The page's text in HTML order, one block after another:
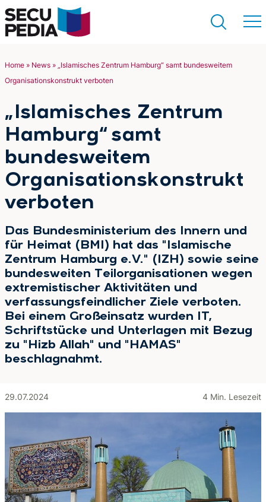
Home » News » „Islamisches Zentrum Hamburg“ samt bundesweitem
Organisationskonstrukt verboten
„Islamisches Zentrum
Hamburg“ samt
bundesweitem
Organisationskonstrukt
verboten
Das Bundesministerium des Innern und
für Heimat (BMI) hat das "Islamische
Zentrum Hamburg e.V." (IZH) sowie seine
bundesweiten Teilorganisationen wegen
extremistischer Aktivitäten und
verfassungsfeindlicher Ziele verboten.
Bei einem Großeinsatz wurden IT,
Schriftstücke und Unterlagen mit Bezug
zu "Hizb Allah" und "HAMAS"
beschlagnahmt.
29.07.2024 4 Min. Lesezeit